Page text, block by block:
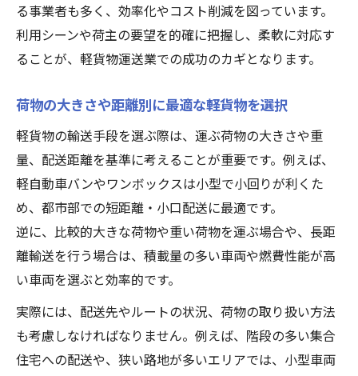
る事業者も多く、効率化やコスト削減を図っています。
利用シーンや荷主の要望を的確に把握し、柔軟に対応す
ることが、軽貨物運送業での成功のカギとなります。
荷物の大きさや距離別に最適な軽貨物を選択
軽貨物の輸送手段を選ぶ際は、運ぶ荷物の大きさや重
量、配送距離を基準に考えることが重要です。例えば、
軽自動車バンやワンボックスは小型で小回りが利くた
め、都市部での短距離・小口配送に最適です。
逆に、比較的大きな荷物や重い荷物を運ぶ場合や、長距
離輸送を行う場合は、積載量の多い車両や燃費性能が高
い車両を選ぶと効率的です。
実際には、配送先やルートの状況、荷物の取り扱い方法
も考慮しなければなりません。例えば、階段の多い集合
住宅への配送や、狭い路地が多いエリアでは、小型車両